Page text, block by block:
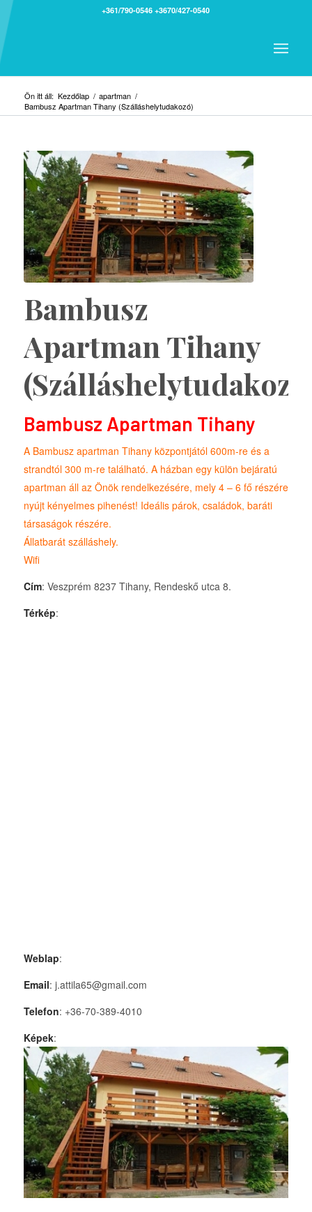
+361/790-0546 +3670/427-0540
Ön itt áll: Kezdőlap / apartman /
Bambusz Apartman Tihany (Szálláshelytudakozó)
Bambusz
Apartman Tihany
Bambusz Apartman Tihany
A Bambusz apartman Tihany központjától 600m-re és a
strandtól 300 m-re található. A házban egy külön bejáratú
apartman áll az Önök rendelkezésére, mely 4 – 6 fő részére
nyújt kényelmes pihenést! Ideális párok, családok, baráti
társaságok részére.
Állatbarát szálláshely.
Wifi
Cím: Veszprém 8237 Tihany, Rendeskő utca 8.
Térkép:
Weblap:
Email: j.attila65@gmail.com
Telefon: +36-70-389-4010
Képek: